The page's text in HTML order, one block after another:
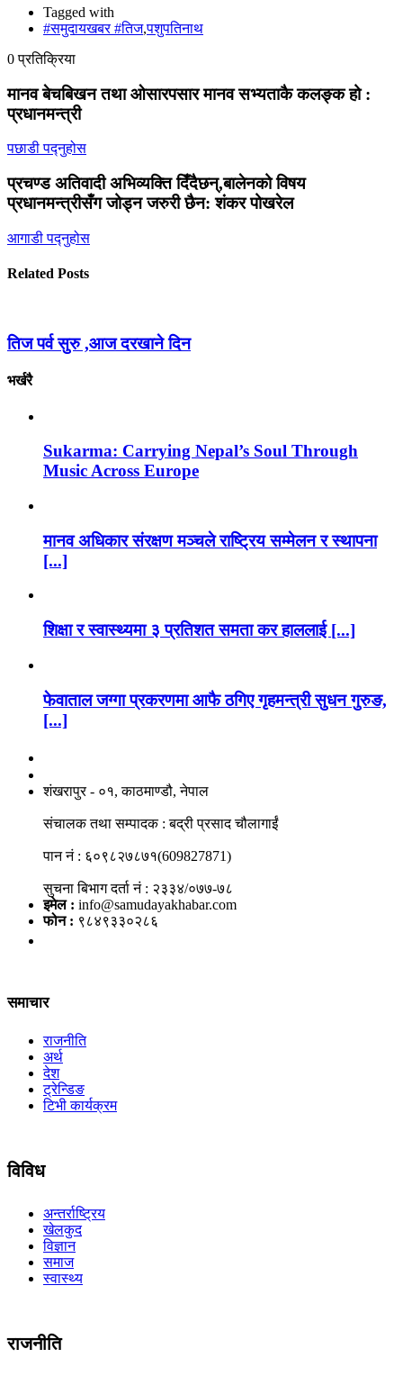
Tagged with
#समुदायखबर #तिज,पशुपतिनाथ
0 प्रतिक्रिया
मानव बेचबिखन तथा ओसारपसार मानव सभ्यताकै कलङ्क हो :
प्रधानमन्त्री
पछाडी पद्नुहोस
प्रचण्ड अतिवादी अभिव्यक्ति दिँदैछन्,बालेनको विषय
प्रधानमन्त्रीसँग जोड्न जरुरी छैन: शंकर पोखरेल
आगाडी पद्नुहोस
Related Posts
तिज पर्व सुरु ,आज दरखाने दिन
भर्खरै
Sukarma: Carrying Nepal’s Soul Through
Music Across Europe
मानव अधिकार संरक्षण मञ्चले राष्ट्रिय सम्मेलन र स्थापना
[...]
शिक्षा र स्वास्थ्यमा ३ प्रतिशत समता कर हाललाई [...]
फेवाताल जग्गा प्रकरणमा आफै ठगिए गृहमन्त्री सुधन गुरुङ,
[...]
शंखरापुर - ०१, काठमाण्डौ, नेपाल
संचालक तथा सम्पादक : बद्री प्रसाद चौलागाईं
पान नं : ६०९८२७८७१(609827871)
सुचना बिभाग दर्ता नं : २३३४/०७७-७८
इमेल : info@samudayakhabar.com
फोन : ९८४९३३०२८६
समाचार
राजनीति
अर्थ
देश
ट्रेन्डिङ
टिभी कार्यक्रम
विविध
अन्तर्राष्ट्रिय
खेलकुद
विज्ञान
समाज
स्वास्थ्य
राजनीति